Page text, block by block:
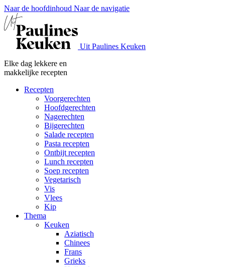
Naar de hoofdinhoud Naar de navigatie
Uit Paulines Keuken
Elke dag lekkere en
makkelijke recepten
Recepten
Voorgerechten
Hoofdgerechten
Nagerechten
Bijgerechten
Salade recepten
Pasta recepten
Ontbijt recepten
Lunch recepten
Soep recepten
Vegetarisch
Vis
Vlees
Kip
Thema
Keuken
Aziatisch
Chinees
Frans
Grieks